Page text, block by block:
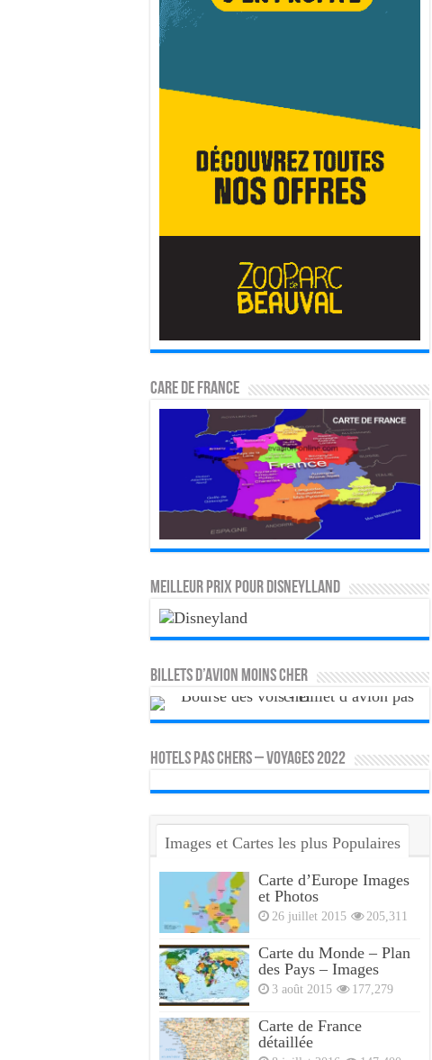
CARE DE FRANCE
MEILLEUR PRIX POUR DISNEYLLAND
Billets d’avion moins cher
HOTELS PAS CHERS – VOYAGES 2022
Images et Cartes les plus Populaires
Carte d’Europe Images
et Photos
26 juillet 2015 205,311
Carte du Monde – Plan
des Pays – Images
3 août 2015 177,279
Carte de France
détaillée